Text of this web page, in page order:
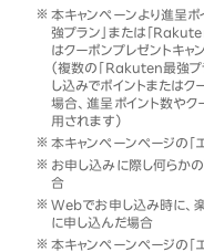
本キャンペーンより進呈
強プラン」または「
はクーポンプレゼントキ
（複数の「Rakuten最強
し込みでポイントまたはク
場合、進呈ポイント数や
用されます）
本キャンペーンページの「
お申し込みに際し何らか
合
Webでお申し込み時に、
に申し込んだ場合
本キャンペーンページの「